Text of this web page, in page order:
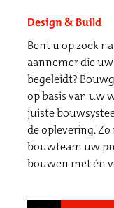
Design & Build
Bent u op zoek
aannemer die
begeleidt?
op basis van uw
juiste
de oplevering.
bouwteam uw
bouwen met én